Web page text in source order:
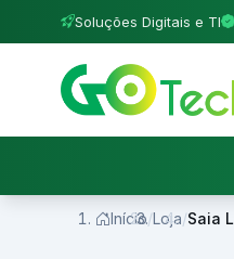
Soluções Digitais e TI
Início/Loja/Saia